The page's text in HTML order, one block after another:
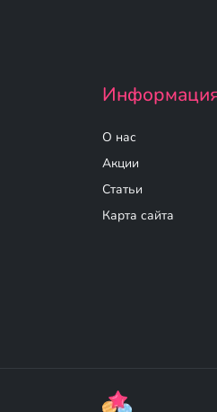
О нас
Акции
Статьи
Карта сайта